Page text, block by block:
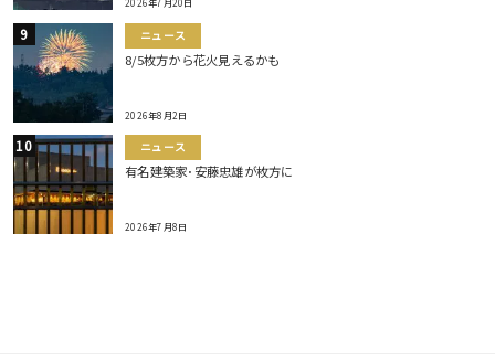
2026年7月20日
ニュース
8/5枚方から花火見えるかも
2026年8月2日
ニュース
有名建築家･安藤忠雄が枚方に
2026年7月8日